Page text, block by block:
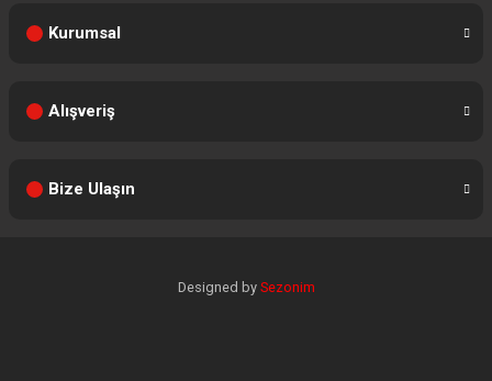
Kurumsal
Alışveriş
Bize Ulaşın
Designed by Sezonim